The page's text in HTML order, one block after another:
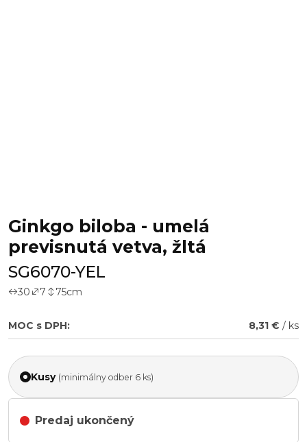
Ginkgo biloba - umelá
previsnutá vetva, žltá
SG6070-YEL
30 7 75cm
MOC s DPH: 8,31 € / ks
Kusy (minimálny odber 6 ks)
Predaj ukončený